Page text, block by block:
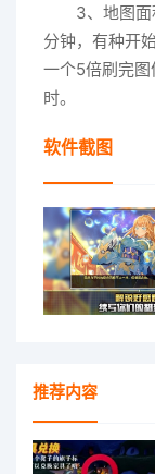
3、地图
分钟，有种开
一个5倍刷完
时。
软件截图
推荐内容